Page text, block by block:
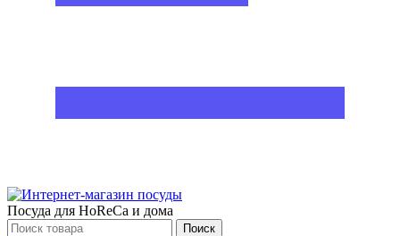
Посуда для HoReCa и дома
Поиск